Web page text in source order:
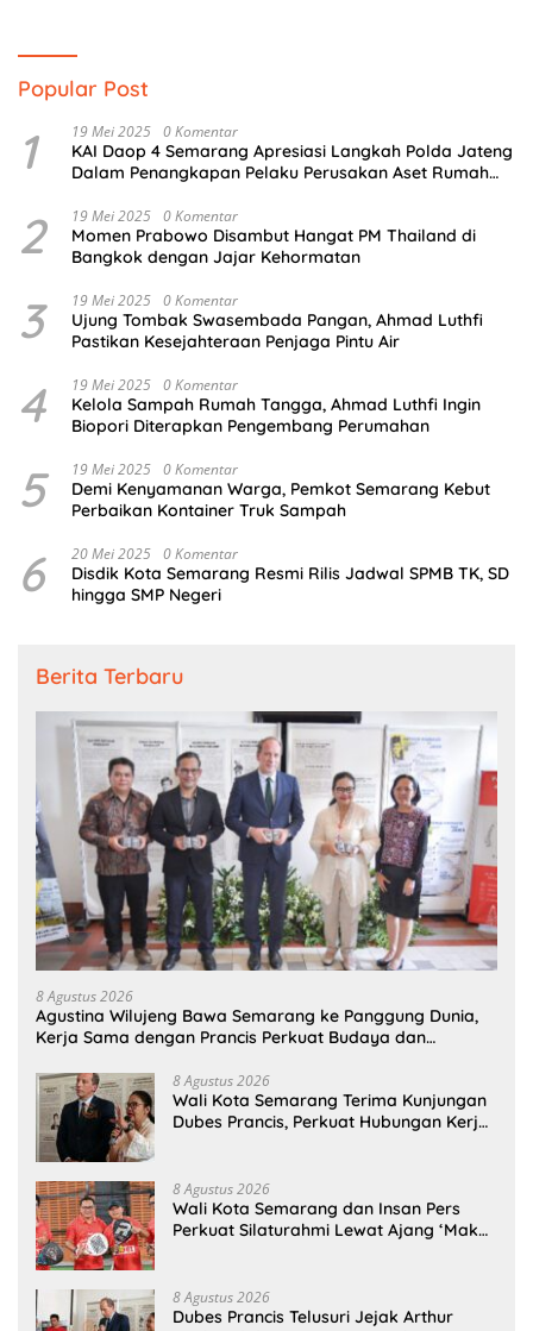
Popular Post
1 19 Mei 2025 0 Komentar
KAI Daop 4 Semarang Apresiasi Langkah Polda Jateng
Dalam Penangkapan Pelaku Perusakan Aset Rumah
2 19 Mei 2025 0 Komentar
Momen Prabowo Disambut Hangat PM Thailand di
Bangkok dengan Jajar Kehormatan
3 19 Mei 2025 0 Komentar
Ujung Tombak Swasembada Pangan, Ahmad Luthfi
Pastikan Kesejahteraan Penjaga Pintu Air
4 19 Mei 2025 0 Komentar
Kelola Sampah Rumah Tangga, Ahmad Luthfi Ingin
Biopori Diterapkan Pengembang Perumahan
5 19 Mei 2025 0 Komentar
Demi Kenyamanan Warga, Pemkot Semarang Kebut
Perbaikan Kontainer Truk Sampah
6 20 Mei 2025 0 Komentar
Disdik Kota Semarang Resmi Rilis Jadwal SPMB TK, SD
hingga SMP Negeri
Berita Terbaru
8 Agustus 2026
Agustina Wilujeng Bawa Semarang ke Panggung Dunia,
Kerja Sama dengan Prancis Perkuat Budaya dan
8 Agustus 2026
Wali Kota Semarang Terima Kunjungan
Dubes Prancis, Perkuat Hubungan Kerja
8 Agustus 2026
Wali Kota Semarang dan Insan Pers
Perkuat Silaturahmi Lewat Ajang ‘Mak
8 Agustus 2026
Dubes Prancis Telusuri Jejak Arthur